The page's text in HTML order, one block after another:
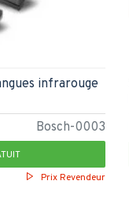
Bosch-0003
infrarouge
Prix Revendeur